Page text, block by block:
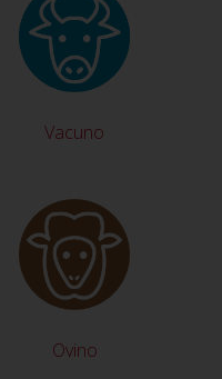
Vacuno
Ovino